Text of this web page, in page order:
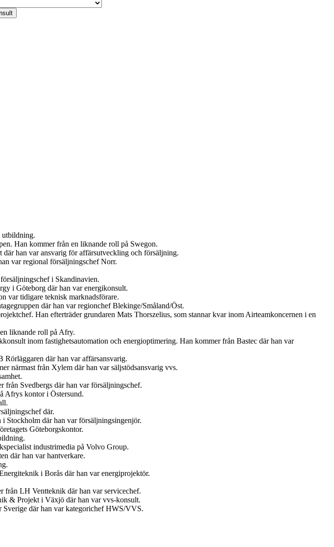
utbildning.
Han kommer från en liknande roll på Swegon.
han var ansvarig för affärsutveckling och försäljning.
var regional försäljningschef Norr.
i Skandinavien.
i Göteborg där han var energikonsult.
var tidigare teknisk marknadsförare.
där han var regionchef Blekinge/Småland/Öst.
Han efterträder grundaren Mats Thorszelius, som stannar kvar inom Airteamkoncernen i en
liknande roll på Afry.
inom fastighetsautomation och energioptimering. Han kommer från Bastec där han var
där han var affärsansvarig.
närmast från Xylem där han var säljstödsansvarig vvs.
Svedbergs där han var försäljningschef.
Afrys kontor i Östersund.
där.
Stockholm där han var försäljningsingenjör.
Göteborgskontor.
industrimedia på Volvo Group.
där han var hantverkare.
i Borås där han var energiprojektör.
från LH Ventteknik där han var servicechef.
& Projekt i Växjö där han var vvs-konsult.
där han var kategorichef HWS/VVS.